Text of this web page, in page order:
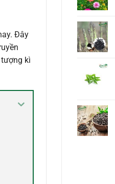
Đây
tượng kì